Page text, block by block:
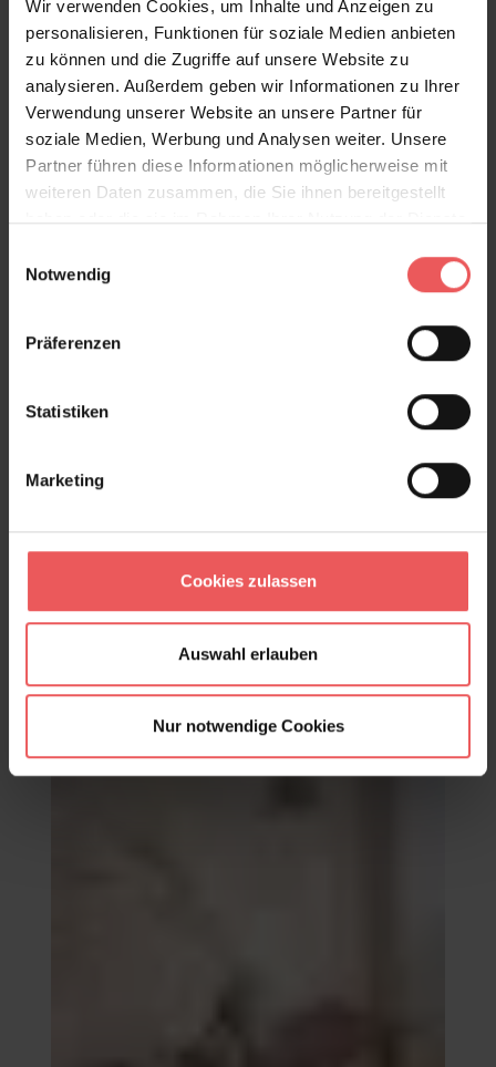
Wir verwenden Cookies, um Inhalte und Anzeigen zu
personalisieren, Funktionen für soziale Medien anbieten
zu können und die Zugriffe auf unsere Website zu
analysieren. Außerdem geben wir Informationen zu Ihrer
Verwendung unserer Website an unsere Partner für
soziale Medien, Werbung und Analysen weiter. Unsere
Partner führen diese Informationen möglicherweise mit
weiteren Daten zusammen, die Sie ihnen bereitgestellt
haben oder die sie im Rahmen Ihrer Nutzung der Dienste
Notwendig
Präferenzen
Statistiken
Marketing
Cookies zulassen
Auswahl erlauben
Nur notwendige Cookies
Produktgalerie überspringen
Varianten
Graphique, col. 20
83,95 €